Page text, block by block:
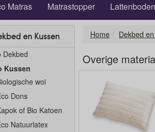
Matras Matrastopper
en Kussen
Dekbed
Kussen
wol
Dons
of Bio Katoen
Natuurlatex
Home Dekbed
Overige